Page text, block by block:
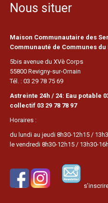
Nous situer
Maison Communautaire des
Communauté de Communes du
5bis avenue du XVè Corps
55800 Revigny-sur-Ornain
Tél. : 03 29 78 75 69
Astreinte 24h / 24: Eau potable
collectif 03 29 78 78 97
Horaires :
du lundi au jeudi 8h30-12h15 /
le vendredi 8h30-12h15 / 13h30-16h